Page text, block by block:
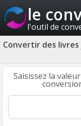
le
l'outil de
Convertir des livres
Saisissez la